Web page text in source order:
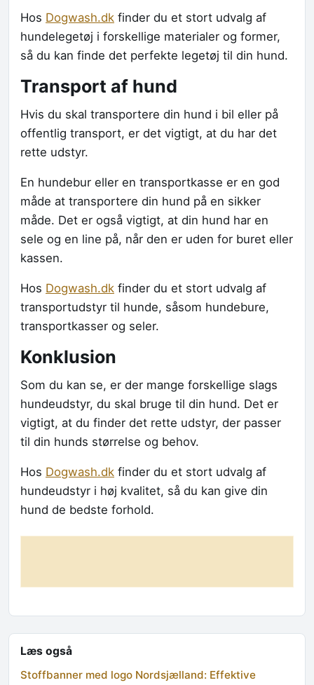
Hos Dogwash.dk finder du et stort udvalg af
hundelegetøj i forskellige materialer og former,
så du kan finde det perfekte legetøj til din hund.
Transport af hund
Hvis du skal transportere din hund i bil eller på
offentlig transport, er det vigtigt, at du har det
rette udstyr.
En hundebur eller en transportkasse er en god
måde at transportere din hund på en sikker
måde. Det er også vigtigt, at din hund har en
sele og en line på, når den er uden for buret eller
kassen.
Hos Dogwash.dk finder du et stort udvalg af
transportudstyr til hunde, såsom hundebure,
transportkasser og seler.
Konklusion
Som du kan se, er der mange forskellige slags
hundeudstyr, du skal bruge til din hund. Det er
vigtigt, at du finder det rette udstyr, der passer
til din hunds størrelse og behov.
Hos Dogwash.dk finder du et stort udvalg af
hundeudstyr i høj kvalitet, så du kan give din
hund de bedste forhold.
Læs også
Stoffbanner med logo Nordsjælland: Effektive